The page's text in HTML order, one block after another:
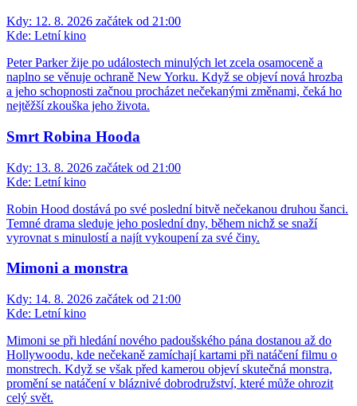
Kdy: 12. 8. 2026 začátek od 21:00
Kde: Letní kino
Peter Parker žije po událostech minulých let zcela osamoceně a
naplno se věnuje ochraně New Yorku. Když se objeví nová hrozba
a jeho schopnosti začnou procházet nečekanými změnami, čeká ho
nejtěžší zkouška jeho života.
Smrt Robina Hooda
Kdy: 13. 8. 2026 začátek od 21:00
Kde: Letní kino
Robin Hood dostává po své poslední bitvě nečekanou druhou šanci.
Temné drama sleduje jeho poslední dny, během nichž se snaží
vyrovnat s minulostí a najít vykoupení za své činy.
Mimoni a monstra
Kdy: 14. 8. 2026 začátek od 21:00
Kde: Letní kino
Mimoni se při hledání nového padoušského pána dostanou až do
Hollywoodu, kde nečekaně zamíchají kartami při natáčení filmu o
monstrech. Když se však před kamerou objeví skutečná monstra,
promění se natáčení v bláznivé dobrodružství, které může ohrozit
celý svět.